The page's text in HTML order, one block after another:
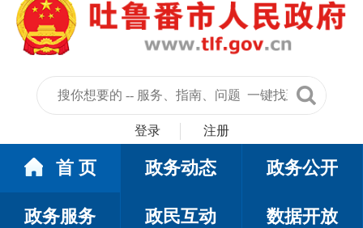
登录 注册
首 页 政务动态 政务公开
政务服务 政民互动 数据开放